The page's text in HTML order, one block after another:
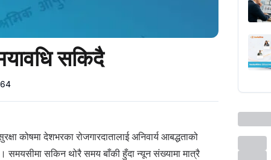
सकिदै
कोषमा देशभरका रोजगारदातालाई अनिवार्य आबद्धताको
।समयसीमा सकिन थोरै समय बाँकी हुँदा न्यून संख्यामा मात्रै